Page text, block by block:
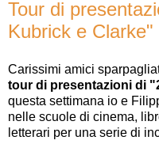
Tour di
Kubrick e Clarke"
Carissimi amici
tour di presentazioni di
questa settimana io e
nelle scuole di cinema,
letterari per una serie di